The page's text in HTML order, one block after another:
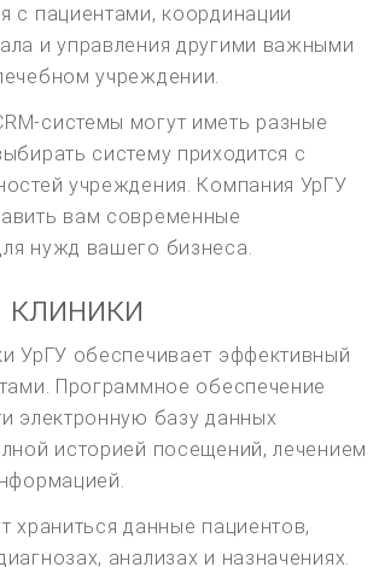
с пациентами, координации
и управления другими важными
учреждении.
системы могут иметь разные
систему приходится с
учреждения. Компания УрГУ
вам современные
нужд вашего бизнеса.
УрГУ обеспечивает эффективный
Программное обеспечение
электронную базу данных
историей посещений, лечением
храниться данные пациентов,
анализах и назначениях.